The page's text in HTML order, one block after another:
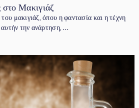
στο Μακιγιάζ
μακιγιάζ, όπου η φαντασία και η τέχνη
την ανάρτηση, …